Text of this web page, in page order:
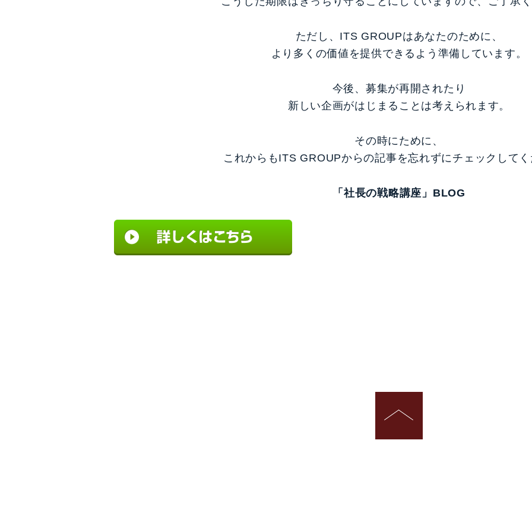
ただし、ITS GROUPはあなたのために、
より多くの価値を提供できるよう準備しています。
今後、募集が再開されたり
新しい企画がはじまることは考えられます。
その時にために、
これからもITS GROUPからの記事を忘れずにチェックしてく
「社長の戦略講座」BLOG